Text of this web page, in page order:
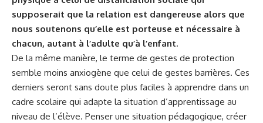
supposerait que la relation est dangereuse alors que
nous soutenons qu’elle est porteuse et nécessaire à
chacun, autant à l’adulte qu’à l’enfant.
De la même manière, le terme de gestes de protection
semble moins anxiogène que celui de gestes barrières. Ces
derniers seront sans doute plus faciles à apprendre dans un
cadre scolaire qui adapte la situation d’apprentissage au
niveau de l’élève. Penser une situation pédagogique, créer